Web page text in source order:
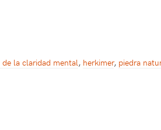
la claridad mental, herkimer, piedra